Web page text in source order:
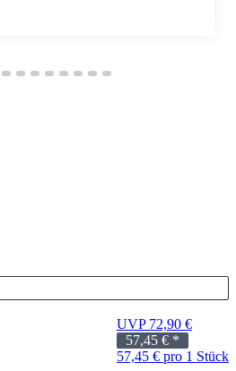
UVP 72,90 €
57,45 € *
57,45 € pro 1 Stück